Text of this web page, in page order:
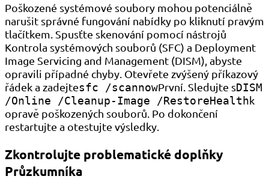
Poškozené systémové soubory mohou potenciálně
narušit správné fungování nabídky po kliknutí pravým
tlačítkem. Spusťte skenování pomocí nástrojů
Kontrola systémových souborů (SFC) a Deployment
Image Servicing and Management (DISM), abyste
opravili případné chyby. Otevřete zvýšený příkazový
řádek a zadejtesfc /scannowPrvní. Sledujte sDISM
/Online /Cleanup-Image /RestoreHealthk
opravě poškozených souborů. Po dokončení
restartujte a otestujte výsledky.
Zkontrolujte problematické doplňky
Průzkumníka